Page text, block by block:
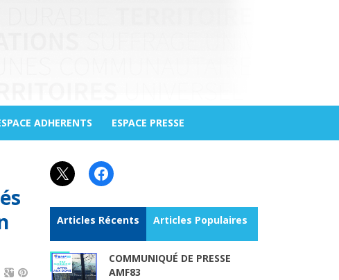
ADHERENTS ESPACE PRESSE
X Facebook
Articles Récents Articles Populaires
COMMUNIQUÉ DE PRESSE
AMF83